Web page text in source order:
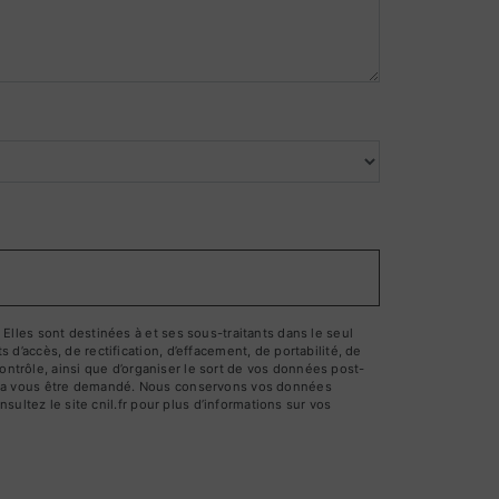
sont destinées à et ses sous-traitants dans le seul
de rectification, d’effacement, de portabilité, de
ainsi que d’organiser le sort de vos données post-
être demandé. Nous conservons vos données
le site cnil.fr pour plus d’informations sur vos